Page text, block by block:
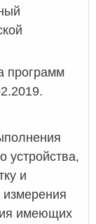
программ
устройства,
и
имеющих